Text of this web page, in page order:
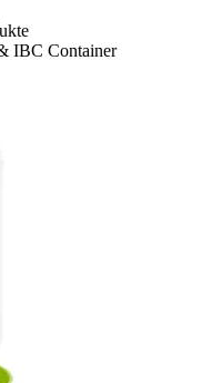
IBC Container